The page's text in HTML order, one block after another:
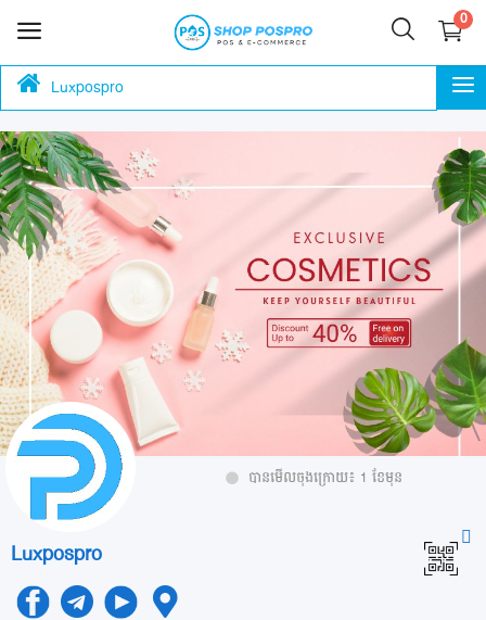
0
Luxpospro
លក់
ឥឡូវ
នេះភោជនីយដ្ឋាន
ហាងកាហ្វេ
ហាងម៉ាត
ហាងលក់ចាប់ហួយ
ស្កុក ឃ្លាំង ទំនិញ
ហាងបោះដុំ លក់រាយ
ហាងម៉ាស្សា នឹង ស្បា
ឱសថស្ថាន
ហាងលក់ផ្កា
ហាងលក់សំលៀកបំពាក់
បានមើលចុងក្រោយ៖ 1 ខែមុន
Luxpospro